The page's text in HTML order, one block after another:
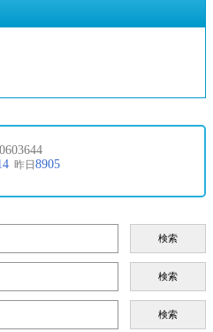
検索
検索
検索